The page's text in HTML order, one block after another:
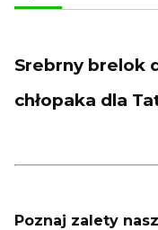
Srebrny brelok
chłopaka dla
Poznaj zalety